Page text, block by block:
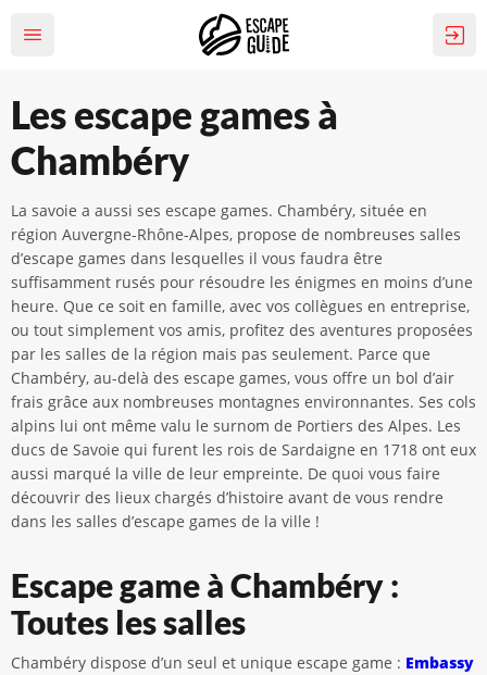
Les escape games à
Chambéry
La savoie a aussi ses escape games. Chambéry, située en
région Auvergne-Rhône-Alpes, propose de nombreuses salles
d’escape games dans lesquelles il vous faudra être
suffisamment rusés pour résoudre les énigmes en moins d’une
heure. Que ce soit en famille, avec vos collègues en entreprise,
ou tout simplement vos amis, profitez des aventures proposées
par les salles de la région mais pas seulement. Parce que
Chambéry, au-delà des escape games, vous offre un bol d’air
frais grâce aux nombreuses montagnes environnantes. Ses cols
alpins lui ont même valu le surnom de Portiers des Alpes. Les
ducs de Savoie qui furent les rois de Sardaigne en 1718 ont eux
aussi marqué la ville de leur empreinte. De quoi vous faire
découvrir des lieux chargés d’histoire avant de vous rendre
dans les salles d’escape games de la ville !
Escape game à Chambéry :
Toutes les salles
Chambéry dispose d’un seul et unique escape game : Embassy